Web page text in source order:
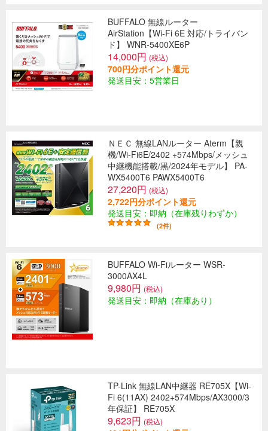
BUFFALO 無線ルーター
AirStation【Wi-Fi 6E 対応/トライバン
ド】 WNR-5400XE6P
14,000円 (税込)
700円分ポイント還元
発送目安：5営業日
ＮＥＣ 無線LANルーター Aterm【親
機/Wi-Fi6E/2402 +574Mbps/メッシュ
中継機能搭載/黒/2024年モデル】 PA-
WX5400T6 PAWX5400T6
27,220円 (税込)
2,722円分ポイント還元
発送目安：即納（在庫残りわずか）
(2件)
BUFFALO Wi-Fiルーター WSR-
3000AX4L
9,980円 (税込)
発送目安：即納（在庫あり）
TP-Link 無線LAN中継器 RE705X【Wi-
Fi 6(11AX) 2402+574Mbps/AX3000/3
年保証】 RE705X
9,623円 (税込)